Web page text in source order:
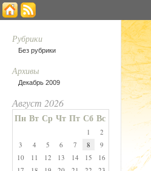
Рубрики
Без рубрики
Архивы
Декабрь 2009
Август 2026
Пн Вт Ср Чт Пт Сб Вс
1
2
3
4 5 6 7 8
9
10
11 12 13 14 15
16